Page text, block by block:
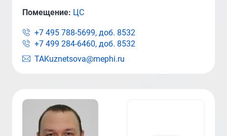
TAKuznetsova@mephi.ru
Помещение: ЦС
+7 495 788-5699, доб. 8532
+7 499 284-6460, доб. 8532